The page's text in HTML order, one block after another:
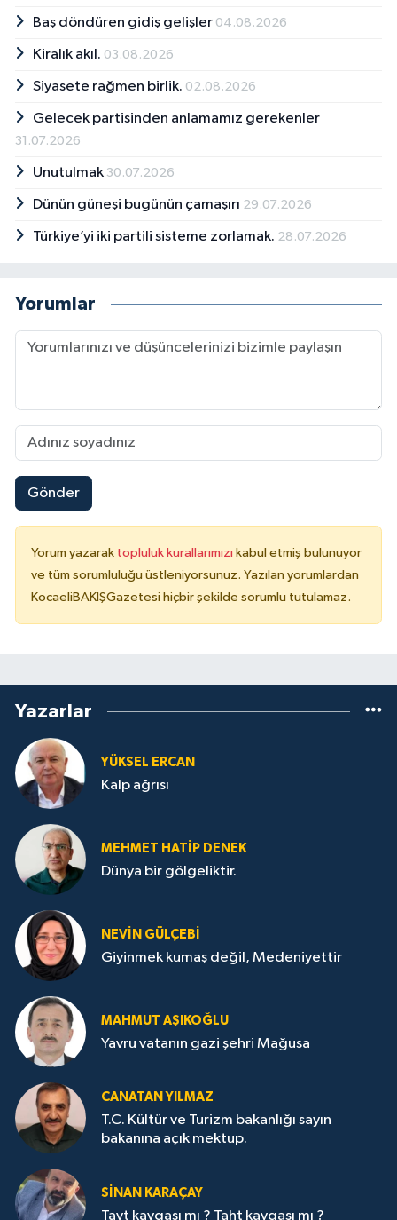
Baş döndüren gidiş gelişler 04.08.2026
Kiralık akıl. 03.08.2026
Siyasete rağmen birlik. 02.08.2026
Gelecek partisinden anlamamız gerekenler
31.07.2026
Unutulmak 30.07.2026
Dünün güneşi bugünün çamaşırı 29.07.2026
Türkiye’yi iki partili sisteme zorlamak. 28.07.2026
Yorumlar
Gönder
Yorum yazarak topluluk kurallarımızı kabul etmiş bulunuyor
ve tüm sorumluluğu üstleniyorsunuz. Yazılan yorumlardan
KocaeliBAKIŞGazetesi hiçbir şekilde sorumlu tutulamaz.
Yazarlar
YÜKSEL ERCAN
Kalp ağrısı
MEHMET HATİP DENEK
Dünya bir gölgeliktir.
NEVİN GÜLÇEBİ
Giyinmek kumaş değil, Medeniyettir
MAHMUT AŞIKOĞLU
Yavru vatanın gazi şehri Mağusa
CANATAN YILMAZ
T.C. Kültür ve Turizm bakanlığı sayın
bakanına açık mektup.
SİNAN KARAÇAY
Tayt kavgası mı ? Taht kavgası mı ?